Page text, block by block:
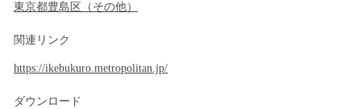
東京都豊島区 （ その他）
関連リンク
https://ikebukuro.metropolitan.jp/
ダウンロード